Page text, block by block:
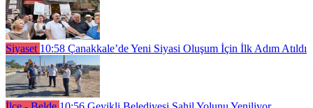
Siyaset 10:58 Çanakkale’de Yeni Siyasi Oluşum İçin İlk Adım Atıldı